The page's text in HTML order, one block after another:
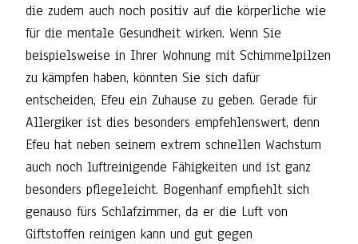
die zudem auch noch positiv auf die körperliche wie
für die mentale Gesundheit wirken. Wenn Sie
beispielsweise in Ihrer Wohnung mit Schimmelpilzen
zu kämpfen haben, könnten Sie sich dafür
entscheiden, Efeu ein Zuhause zu geben. Gerade für
Allergiker ist dies besonders empfehlenswert, denn
Efeu hat neben seinem extrem schnellen Wachstum
auch noch luftreinigende Fähigkeiten und ist ganz
besonders pflegeleicht. Bogenhanf empfiehlt sich
genauso fürs Schlafzimmer, da er die Luft von
Giftstoffen reinigen kann und gut gegen